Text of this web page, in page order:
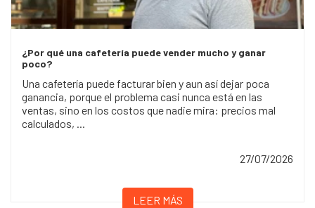
¿Por qué una cafetería puede vender mucho y ganar
poco?
Una cafetería puede facturar bien y aun así dejar poca
ganancia, porque el problema casi nunca está en las
ventas, sino en los costos que nadie mira: precios mal
calculados, ...
27/07/2026
LEER MÁS